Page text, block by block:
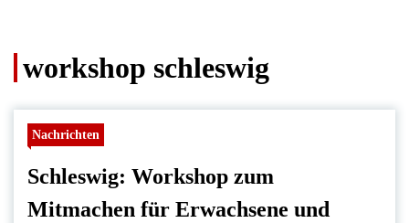
workshop schleswig
Nachrichten
Schleswig: Workshop zum
Mitmachen für Erwachsene und